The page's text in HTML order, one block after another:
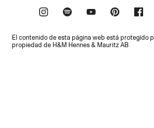
El contenido de esta página web está protegido
propiedad de H&M Hennes & Mauritz AB